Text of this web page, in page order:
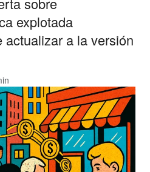
explotada
actualizar a la versión